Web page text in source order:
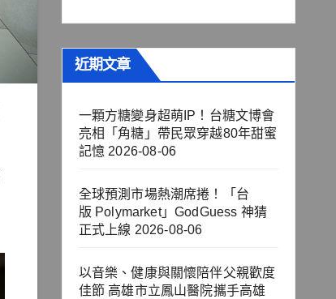
近期文章
一顆方糖變身超萌IP！台糖文博會
亮相「角糖」帶民眾穿越80年甜蜜
記憶 2026-08-06
全球預測市場熱潮席捲！「台
版 Polymarket」GodGuess 神猜
正式上線 2026-08-06
以音樂、健康與關懷陪伴父親歡度
佳節 高雄市立鳳山醫院攜手高雄